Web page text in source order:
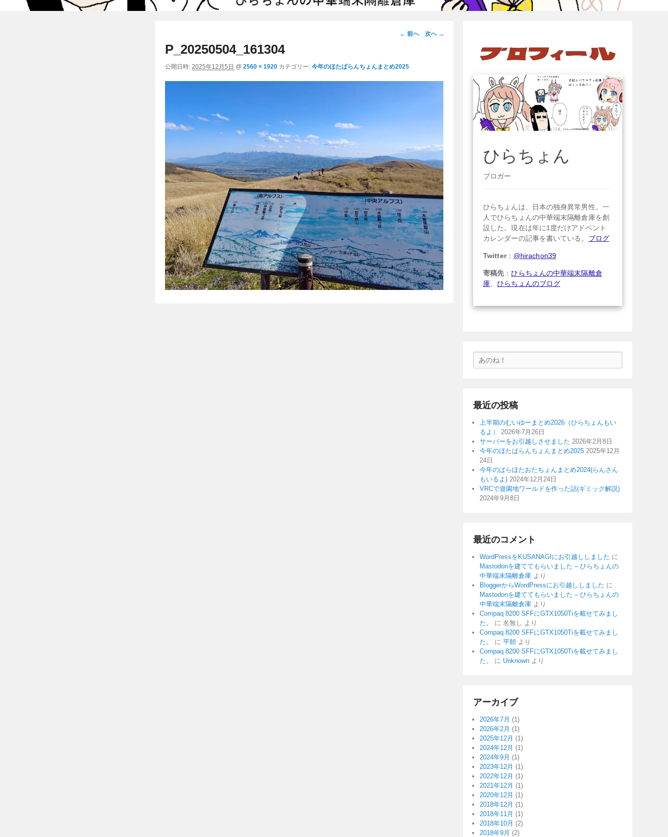
画
ビ
ゲ
← 前へ 次へ →
P_20250504_161304
公開日時: 2025年12月5日 @ 2560 × 1920 カテゴリー: 今年のほたぱらんちょんまとめ2025
ひらちょん
ブロガー
ひらちょんは、日本の独身異常男性。一
人でひらちょんの中華端末隔離倉庫を創
設した。現在は年に1度だけアドベント
カレンダーの記事を書いている。 ブログ
Twitter： @hirachon39
寄稿先 ：ひらちょんの中華端末隔離倉
庫 、ひらちょんのブログ
索
最近の投稿
上半期のむいゆーまとめ2026（ひらちょんもい
るよ）
2026年7月26日
サーバーをお引越しさせました 2026年2月8日
今年のほたぱらんちょんまとめ2025 2025年12月
24日
今年のぱらほたおたちょんまとめ2024(らんさん
もいるよ) 2024年12月24日
VRCで遊園地ワールドを作った話(ギミック解説)
2024年9月8日
最近のコメント
WordPressをKUSANAGIにお引越ししました に
Mastodonを建ててもらいました – ひらちょんの
中華端末隔離倉庫 より
BloggerからWordPressにお引越ししました に
Mastodonを建ててもらいました – ひらちょんの
中華端末隔離倉庫 より
Compaq 8200 SFFにGTX1050Tiを載せてみまし
た。
に 名無し より
Compaq 8200 SFFにGTX1050Tiを載せてみまし
た。
に 平朝 より
Compaq 8200 SFFにGTX1050Tiを載せてみまし
た。
に Unknown より
アーカイブ
2026年7月 (1)
2026年2月 (1)
2025年12月 (1)
2024年12月 (1)
2024年9月 (1)
2023年12月 (1)
2022年12月 (1)
2021年12月 (1)
2020年12月 (1)
2018年12月 (1)
2018年11月 (1)
2018年10月 (2)
2018年9月 (2)